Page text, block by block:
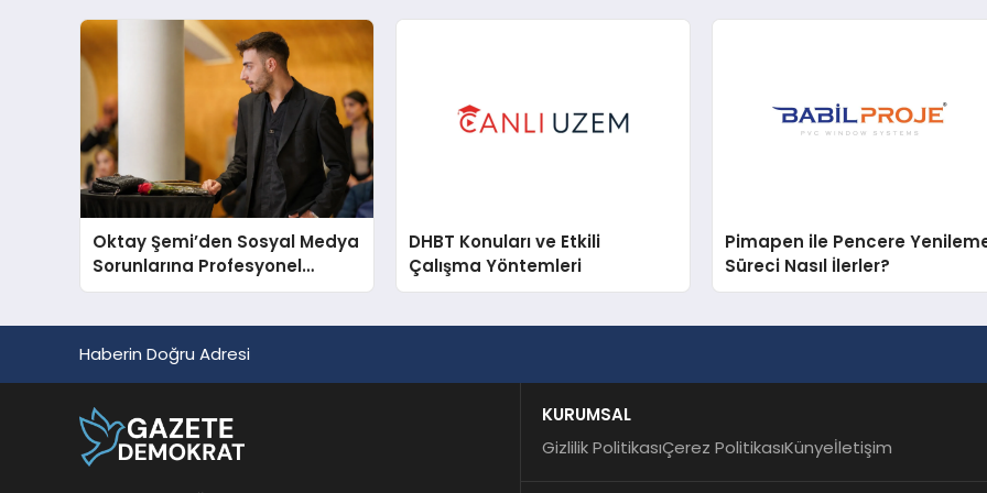
Oktay Şemi’den Sosyal Medya
Sorunlarına Profesyonel
Müdahale ve Hızlı Çözüm
DHBT Konuları ve Etkili
Çalışma Yöntemleri
Pimapen ile Pencere
Süreci Nasıl İlerler?
Haberin Doğru Adresi
KURUMSAL
Gizlilik PolitikasıÇerez PolitikasıKünyeİletişim